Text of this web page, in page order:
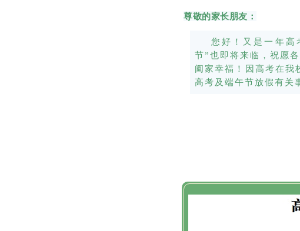
尊敬的家长朋友：
您好！
又是一年高
节”也即将来临，祝愿
阖家幸福！
因高考在我
高考及端午节放假有关